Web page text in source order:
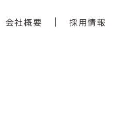
会社概要 採用情報